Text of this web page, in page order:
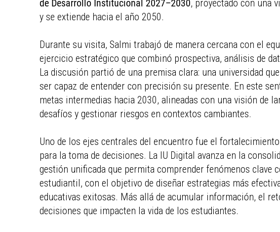
de Desarrollo Institucional 2027–2030, proyectado con una
y se extiende hacia el año 2050.
Durante su visita, Salmi trabajó de manera cercana con el
ejercicio estratégico que combinó prospectiva, análisis de
La discusión partió de una premisa clara: una universidad
ser capaz de entender con precisión su presente. En este
metas intermedias hacia 2030, alineadas con una visión de
desafíos y gestionar riesgos en contextos cambiantes.
Uno de los ejes centrales del encuentro fue el
para la toma de decisiones. La IU Digital avanza en la
gestión unificada que permita comprender fenómenos clave
estudiantil, con el objetivo de diseñar estrategias más
educativas exitosas. Más allá de acumular información, el
decisiones que impacten la vida de los estudiantes.